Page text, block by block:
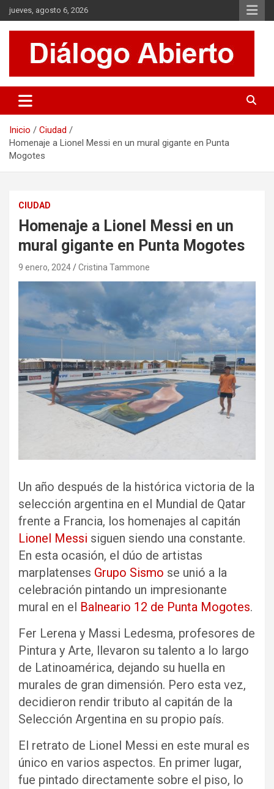
Saltar
al
contenido
jueves, agosto 6, 2026
Diálogo Abierto
Se tratan diversos temas de actualidad buscando hacer un
aporte a la sociedad, brindando información relevante de lo que
Inicio
Ciudad
Homenaje a Lionel Messi en un mural gigante en Punta
Mogotes
CIUDAD
Homenaje a Lionel Messi en un
mural gigante en Punta Mogotes
9 enero, 2024 Cristina Tammone
Un año después de la histórica victoria de la
selección argentina en el Mundial de Qatar
frente a Francia, los homenajes al capitán
Lionel Messi siguen siendo una constante.
En esta ocasión, el dúo de artistas
marplatenses Grupo Sismo se unió a la
celebración pintando un impresionante
mural en el Balneario 12 de Punta Mogotes.
Fer Lerena y Massi Ledesma, profesores de
Pintura y Arte, llevaron su talento a lo largo
de Latinoamérica, dejando su huella en
murales de gran dimensión. Pero esta vez,
decidieron rendir tributo al capitán de la
Selección Argentina en su propio país.
El retrato de Lionel Messi en este mural es
único en varios aspectos. En primer lugar,
fue pintado directamente sobre el piso, lo